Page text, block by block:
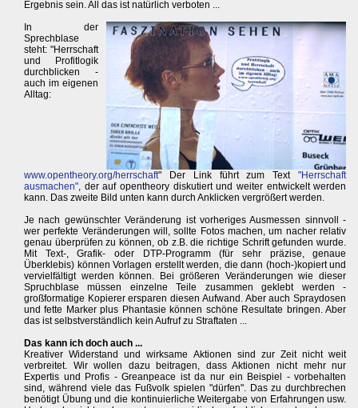
Ergebnis sein. All das ist natürlich verboten ...
In der
Sprechblase
steht: "Herrschaft
und Profitlogik
durchblicken -
auch im eigenen
Alltag:
www.opentheory.org/herrschaft" Der Link führt zum Text"Herrschaft
ausmachen", der auf opentheory diskutiert und weiter entwickelt werden
kann. Das zweite Bild unten kann durch Anklicken vergrößert werden.
Je nach gewünschter Veränderung ist vorheriges Ausmessen sinnvoll -
wer perfekte Veränderungen will, sollte Fotos machen, um nacher relativ
genau überprüfen zu können, ob z.B. die richtige Schrift gefunden wurde.
Mit Text-, Grafik- oder DTP-Programm (für sehr präzise, genaue
Überklebis) können Vorlagen erstellt werden, die dann (hoch-)kopiert und
vervielfältigt werden können. Bei größeren Veränderungen wie dieser
Spruchblase müssen einzelne Teile zusammen geklebt werden -
großformatige Kopierer ersparen diesen Aufwand. Aber auch Spraydosen
und fette Marker plus Phantasie können schöne Resultate bringen. Aber
das ist selbstverständlich kein Aufruf zu Straftaten ...
Das kann ich doch auch ...
Kreativer Widerstand und wirksame Aktionen sind zur Zeit nicht weit
verbreitet. Wir wollen dazu beitragen, dass Aktionen nicht mehr nur
Expertis und Profis - Greanpeace ist da nur ein Beispiel - vorbehalten
sind, während viele das Fußvolk spielen "dürfen". Das zu durchbrechen
benötigt Übung und die kontinuierliche Weitergabe von Erfahrungen usw.